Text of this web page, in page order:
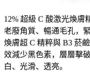
12% 超級 C 酸激光煥膚
老廢角質、暢通毛孔，
煥膚超 C 精粹與 B3 菸
效減少黑色素，層層擊
白、光滑、透亮。